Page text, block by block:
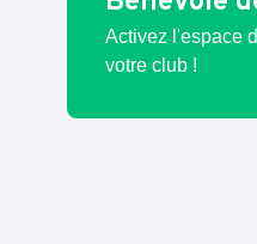
Activez l'espace
votre club !